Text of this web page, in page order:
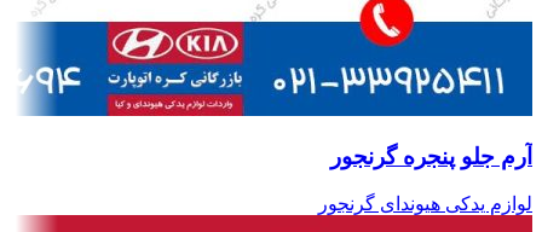
آرم جلو پنجره گرنجور
لوازم یدکی هیوندای گرنجور